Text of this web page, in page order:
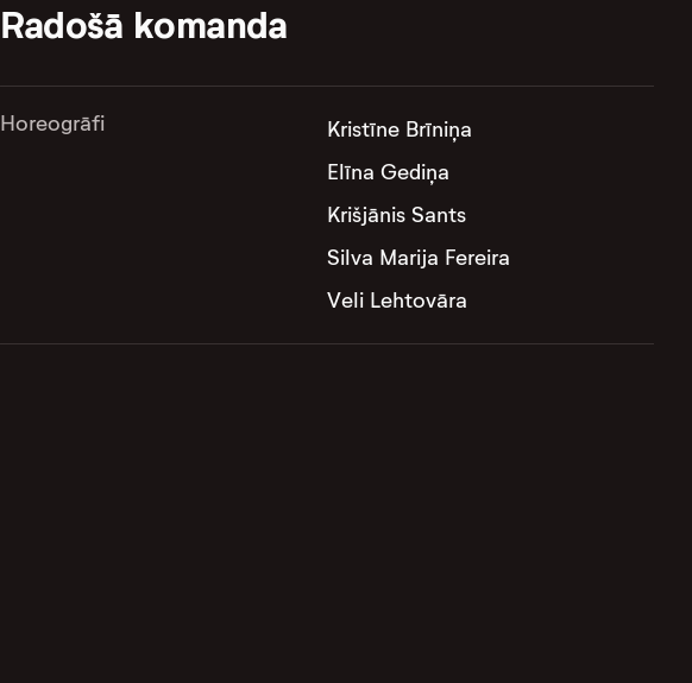
Radošā komanda
Horeogrāfi
Kristīne Brīniņa
Elīna Gediņa
Krišjānis Sants
Silva Marija Fereira
Veli Lehtovāra